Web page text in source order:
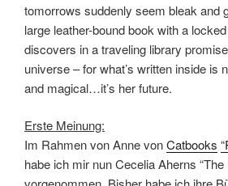
tomorrows suddenly seem bleak and
large leather-bound book with a
discovers in a traveling library
universe – for what’s written inside is
and magical…it’s her future.
Erste Meinung:
Im Rahmen von Anne vonCatbooks
habe ich mir nun Cecelia Aherns